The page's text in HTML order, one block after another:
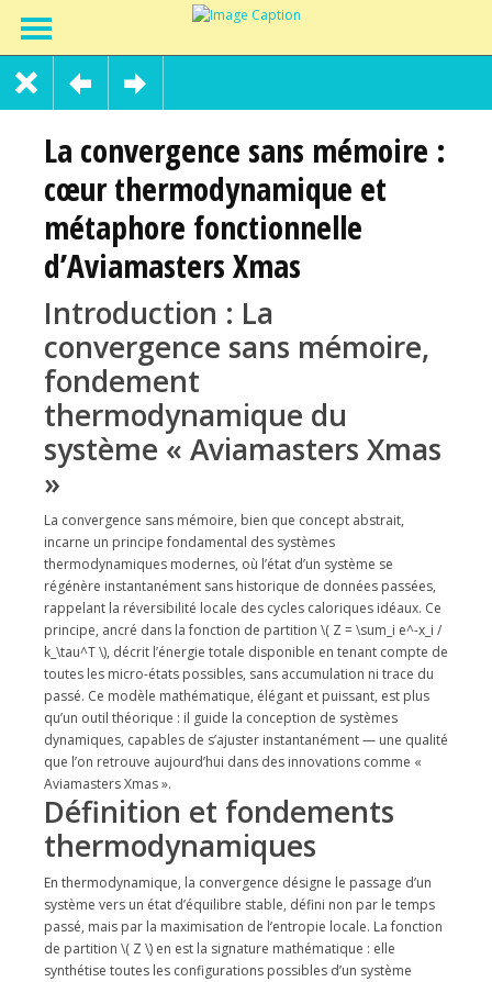
La convergence sans mémoire :
cœur thermodynamique et
métaphore fonctionnelle
d’Aviamasters Xmas
Introduction : La
convergence sans mémoire,
fondement
thermodynamique du
système « Aviamasters Xmas
»
La convergence sans mémoire, bien que concept abstrait,
incarne un principe fondamental des systèmes
thermodynamiques modernes, où l’état d’un système se
régénère instantanément sans historique de données passées,
rappelant la réversibilité locale des cycles caloriques idéaux. Ce
principe, ancré dans la fonction de partition \( Z = \sum_i e^-x_i /
k_\tau^T \), décrit l’énergie totale disponible en tenant compte de
toutes les micro-états possibles, sans accumulation ni trace du
passé. Ce modèle mathématique, élégant et puissant, est plus
qu’un outil théorique : il guide la conception de systèmes
dynamiques, capables de s’ajuster instantanément — une qualité
que l’on retrouve aujourd’hui dans des innovations comme «
Aviamasters Xmas ».
Définition et fondements
thermodynamiques
En thermodynamique, la convergence désigne le passage d’un
système vers un état d’équilibre stable, défini non par le temps
passé, mais par la maximisation de l’entropie locale. La fonction
de partition \( Z \) en est la signature mathématique : elle
synthétise toutes les configurations possibles d’un système